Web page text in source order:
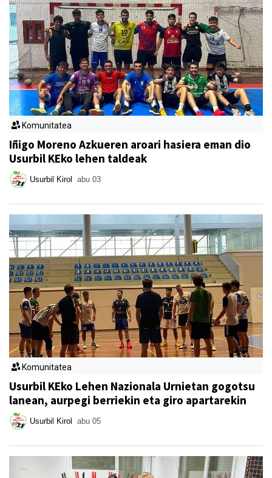
Komunitatea
Iñigo Moreno Azkueren aroari hasiera eman dio
Usurbil KEko lehen taldeak
Usurbil Kirol abu 03
Komunitatea
Usurbil KEko Lehen Nazionala Urnietan gogotsu
lanean, aurpegi berriekin eta giro apartarekin
Usurbil Kirol abu 05